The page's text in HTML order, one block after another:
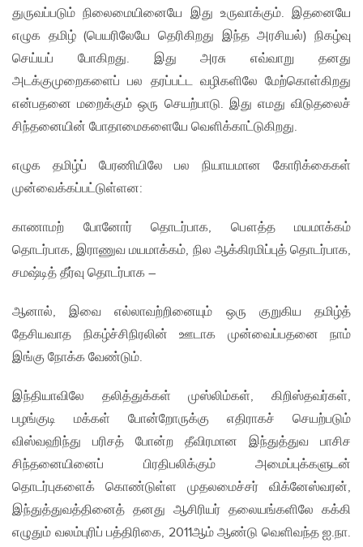
துருவப்படும் நிலைமையினையே இது உருவாக்கும். இதனையே
எழுக தமிழ் (பெயரிலேயே தெரிகிறது இந்த அரசியல்) நிகழ்வு
செய்யப் போகிறது. இது அரசு எவ்வாறு தனது
அடக்குமுறைகளைப் பல தரப்பட்ட வழிகளிலே மேற்கொள்கிறது
என்பதனை மறைக்கும் ஒரு செயற்பாடு. இது எமது விடுதலைச்
சிந்தனையின் போதாமைகளையே வெளிக்காட்டுகிறது.
எழுக தமிழ்ப் பேரணியிலே பல நியாயமான கோரிக்கைகள்
முன்வைக்கப்பட்டுள்ளன:
காணாமற் போனோர் தொடர்பாக, பௌத்த மயமாக்கம்
தொடர்பாக, இராணுவ மயமாக்கம், நில ஆக்கிரமிப்புத் தொடர்பாக,
சமஷ்டித் தீர்வு தொடர்பாக –
ஆனால், இவை எல்லாவற்றினையும் ஒரு குறுகிய‌ தமிழ்த்
தேசியவாத நிகழ்ச்சிநிரலின் ஊடாக முன்வைப்பதனை நாம்
இங்கு நோக்க வேண்டும்.
இந்தியாவிலே தலித்துக்கள் முஸ்லிம்கள், கிறிஸ்தவர்கள்,
பழங்குடி மக்கள் போன்றோருக்கு எதிராகச் செயற்படும்
விஸ்வஹிந்து பரிசத் போன்ற தீவிரமான இந்துத்துவ பாசிச
சிந்தனையினைப் பிரதிபலிக்கும் அமைப்புக்களுடன்
தொடர்புகளைக் கொண்டுள்ள‌ முதலமைச்சர் விக்னேஸ்வரன்,
இந்துத்துவத்தினைத் தனது ஆசிரியர் தலையங்களிலே கக்கி
எழுதும் வலம்புரிப் பத்திரிகை, 2011ஆம் ஆண்டு வெளிவந்த ஐ.நா.